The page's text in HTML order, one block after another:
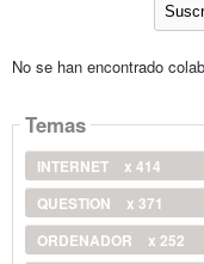
No se han encontrado
Temas
INTERNET
x 414
QUESTION
x 371
ORDENADOR
x 252